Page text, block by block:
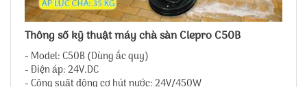
Thông số kỹ thuật máy chà sàn Clepro C50B
- Model: C50B (Dùng ắc quy)
- Điện áp: 24V.DC
- Công suất động cơ hút nước: 24V/450W